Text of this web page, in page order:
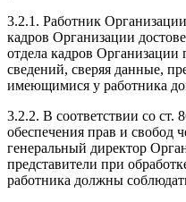
3.2.1. Работник
кадров Организации
отдела кадров Организации
сведений, сверяя данные,
имеющимися у работника
3.2.2. В соответствии со
обеспечения прав и свобод
генеральный директор
представители при
работника должны